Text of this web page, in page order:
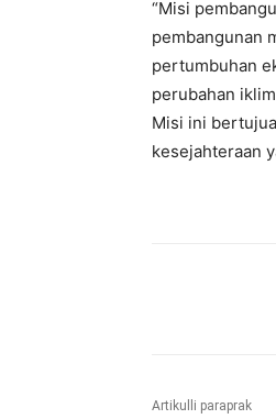
“Misi
pembangunan
pertumbuhan
perubahan
Misi ini
kesejahteraan
Artikulli paraprak